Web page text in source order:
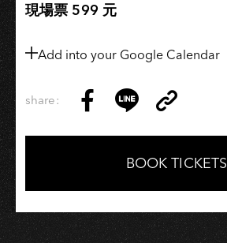
現場票 599 元
Add into your Google Calendar
share:
on
Facebook
on
LINE
Link
Copy
BOOK TICKETS